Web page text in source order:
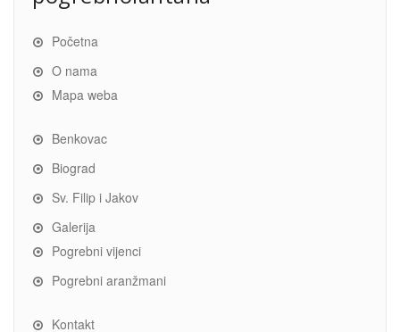
Početna
O nama
Mapa weba
Benkovac
Biograd
Sv. Filip i Jakov
Galerija
Pogrebni vijenci
Pogrebni aranžmani
Kontakt